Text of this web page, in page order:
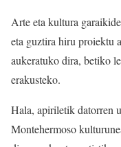
Arte eta kultura
eta guztira hiru proiektu
aukeratuko dira, betiko
erakusteko.
Hala, apiriletik datorren
Montehermoso